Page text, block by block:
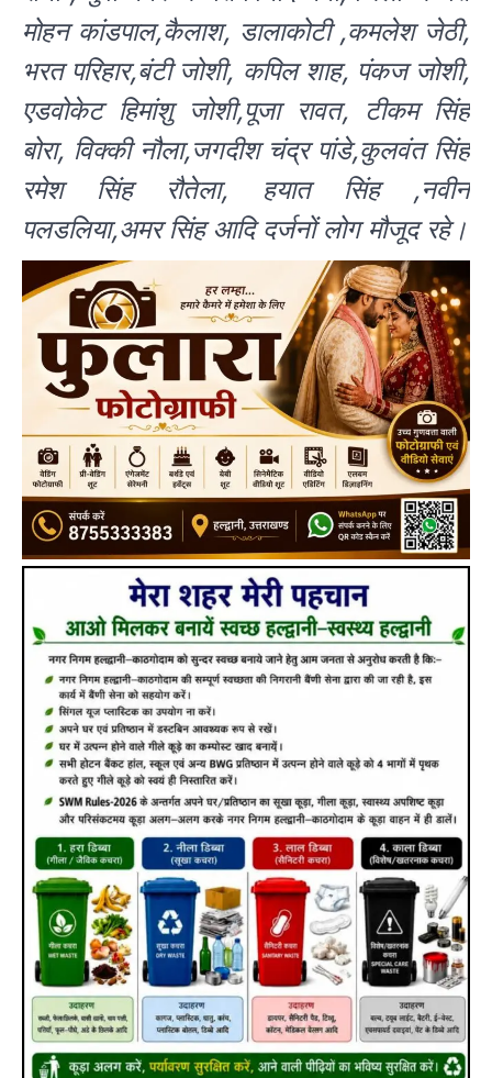
मोहन कांडपाल,कैलाश, डालाकोटी ,कमलेश जेठी,
भरत परिहार,बंटी जोशी, कपिल शाह, पंकज जोशी,
एडवोकेट हिमांशु जोशी,पूजा रावत, टीकम सिंह
बोरा, विक्की नौला,जगदीश चंद्र पांडे,कुलवंत सिंह
रमेश सिंह रौतेला, हयात सिंह ,नवीन
पलडलिया,अमर सिंह आदि दर्जनों लोग मौजूद रहे।